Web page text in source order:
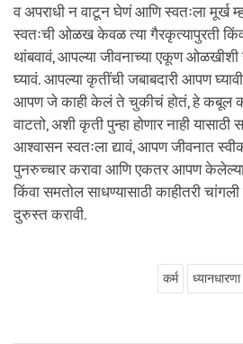
व अपराधी न वाटून घेणं आणि स्वतःला मूर्ख
स्वतःची ओळख केवळ त्या गैरकृत्यापुरती
थांबवावं, आपल्या जीवनाच्या एकूण
घ्यावं. आपल्या कृतींची जबाबदारी आपण
आपण जे काही केलं ते चुकीचं होतं, हे कबूल
वाटतो, अशी कृती पुन्हा होणार नाही यासाठी
आश्वासन स्वतःला द्यावं, आपण जीवनात
पुनरुच्चार करावा आणि एकतर आपण केलेल्या
किंवा समतोल साधण्यासाठी काहीतरी
दुरुस्त करावी.
कर्म ध्यानधारणा